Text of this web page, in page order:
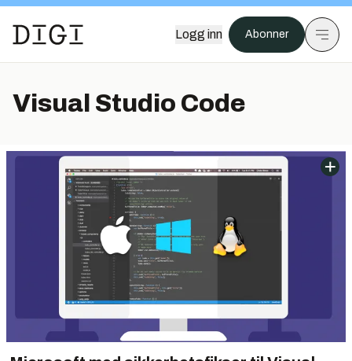
Logg inn Abonner
Visual Studio Code